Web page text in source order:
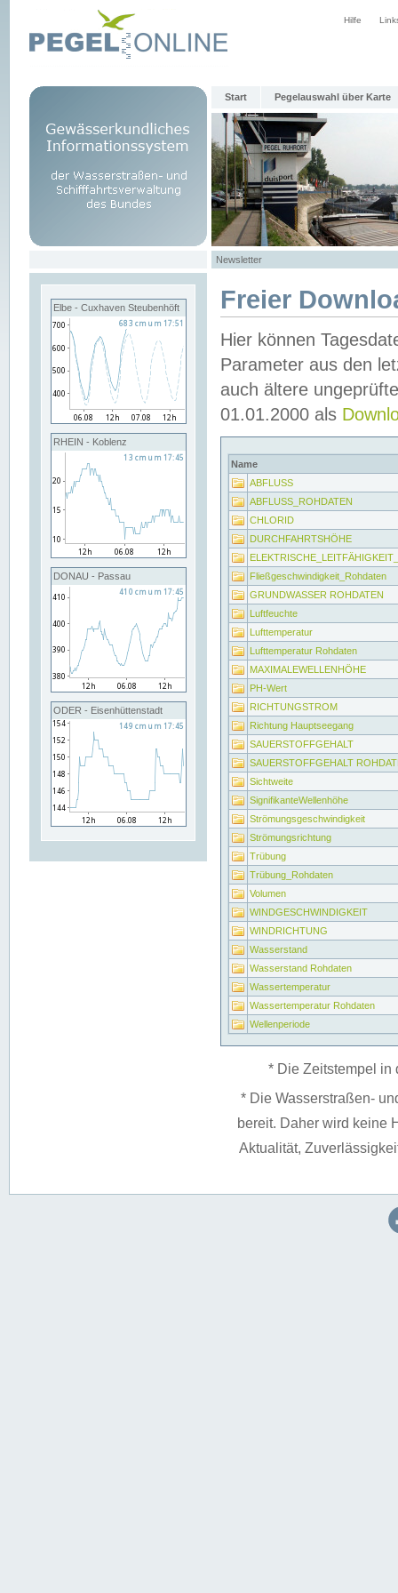
Hilfe
Start Pegelauswahl über Karte
Newsletter
Elbe - Cuxhaven Steubenhöft
RHEIN - Koblenz
DONAU - Passau
ODER - Eisenhüttenstadt
Freier
Hier können
Parameter aus den
auch ältere
01.01.2000 als
Name
ABFLUSS
ABFLUSS_ROHDATEN
CHLORID
DURCHFAHRTSHÖHE
Fließgeschwindigkeit_Rohdaten
GRUNDWASSER ROHDATEN
Luftfeuchte
Lufttemperatur
Lufttemperatur Rohdaten
MAXIMALEWELLENHÖHE
PH-Wert
RICHTUNGSTROM
Richtung Hauptseegang
SAUERSTOFFGEHALT
SAUERSTOFFGEHALT
Sichtweite
SignifikanteWellenhöhe
Strömungsgeschwindigkeit
Strömungsrichtung
Trübung
Trübung_Rohdaten
Volumen
WINDGESCHWINDIGKEIT
WINDRICHTUNG
Wasserstand
Wasserstand Rohdaten
Wassertemperatur
Wassertemperatur Rohdaten
Wellenperiode
* Die Zeitstempel in
* Die Wasserstraßen-
bereit. Daher wird keine
Aktualität,